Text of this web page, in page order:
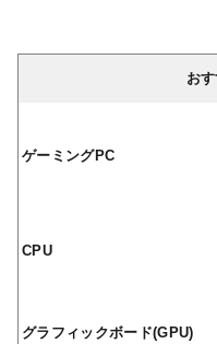
お
ゲーミングPC
CPU
グラフィックボード(GPU)